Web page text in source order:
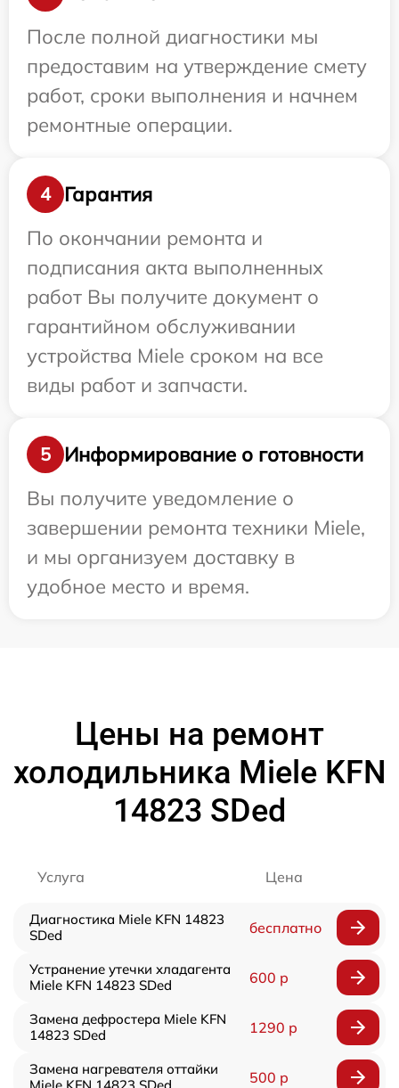
После полной диагностики мы
предоставим на утверждение смету
работ, сроки выполнения и начнем
ремонтные операции.
4
Гарантия
По окончании ремонта и
подписания акта выполненных
работ Вы получите документ о
гарантийном обслуживании
устройства Miele сроком на все
виды работ и запчасти.
5
Информирование о готовности
Вы получите уведомление о
завершении ремонта техники Miele,
и мы организуем доставку в
удобное место и время.
Цены на ремонт
холодильника Miele KFN
14823 SDed
Услуга Цена
Диагностика Miele KFN 14823
SDed
бесплатно
Устранение утечки хладагента
Miele KFN 14823 SDed
600 р
Замена дефростера Miele KFN
14823 SDed
1290 р
Замена нагревателя оттайки
500 р